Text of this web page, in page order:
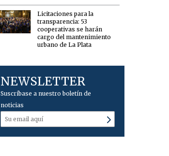
Licitaciones para la
transparencia: 53
cooperativas se harán
cargo del mantenimiento
urbano de La Plata
NEWSLETTER
Suscríbase a nuestro boletín de
noticias